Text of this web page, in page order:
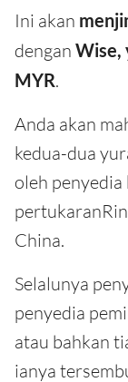
Ini akan
dengan Wise,
MYR.
Anda akan
kedua-dua
oleh penyedia
China.
Selalunya
penyedia
atau bahkan
ianya